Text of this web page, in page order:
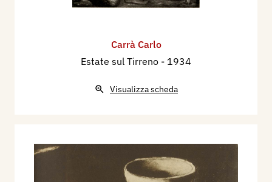
Carrà Carlo
Estate sul Tirreno - 1934
Visualizza scheda